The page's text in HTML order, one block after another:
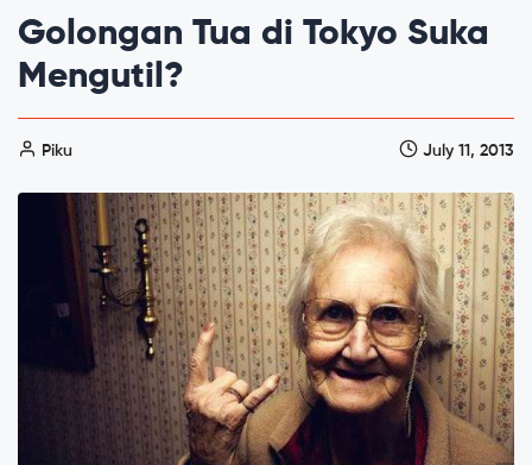
Golongan Tua di Tokyo Suka
Mengutil?
Piku July 11, 2013